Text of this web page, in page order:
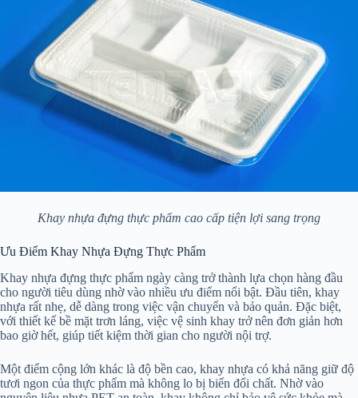
Khay nhựa đựng thực phẩm cao cấp tiện lợi sang trọng
Ưu Điểm Khay Nhựa Đựng Thực Phẩm
Khay nhựa đựng thực phẩm ngày càng trở thành lựa chọn hàng đầu
cho người tiêu dùng nhờ vào nhiều ưu điểm nổi bật. Đầu tiên, khay
nhựa rất nhẹ, dễ dàng trong việc vận chuyển và bảo quản. Đặc biệt,
với thiết kế bề mặt trơn láng, việc vệ sinh khay trở nên đơn giản hơn
bao giờ hết, giúp tiết kiệm thời gian cho người nội trợ.
Một điểm cộng lớn khác là độ bền cao, khay nhựa có khả năng giữ độ
tươi ngon của thực phẩm mà không lo bị biến đổi chất. Nhờ vào